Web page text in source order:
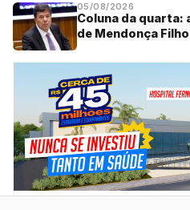
05/08/2026
Coluna da quarta:
de Mendonça Filho